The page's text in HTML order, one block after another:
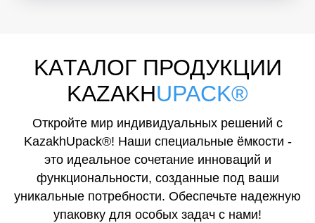
KAТАЛОГ ПРОДУКЦИИ
KAZAKHUPACK®
Откройте мир индивидуальных решений с
KazakhUpack®! Наши специальные ёмкости -
это идеальное сочетание инноваций и
функциональности, созданные под ваши
уникальные потребности. Обеспечьте надежную
упаковку для особых задач с нами!